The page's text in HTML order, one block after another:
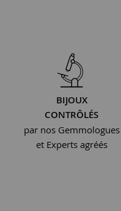
BIJOUX
CONTRÔLÉS
par nos Gemmologues
et Experts agréés